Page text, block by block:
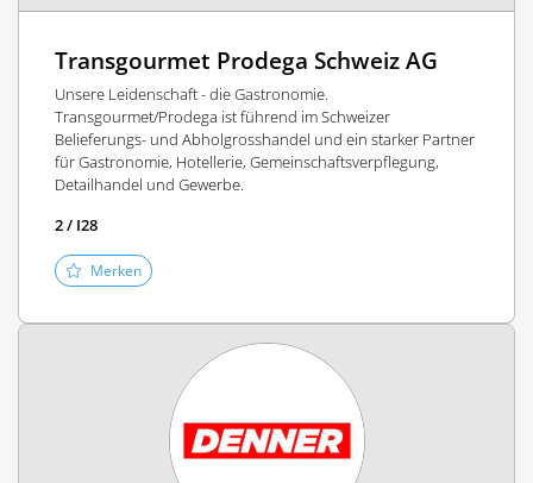
Transgourmet Prodega Schweiz AG
Unsere Leidenschaft - die Gastronomie.
Transgourmet/Prodega ist führend im Schweizer
Belieferungs- und Abholgrosshandel und ein starker Partner
für Gastronomie, Hotellerie, Gemeinschaftsverpflegung,
Detailhandel und Gewerbe.
2 / I28
Merken